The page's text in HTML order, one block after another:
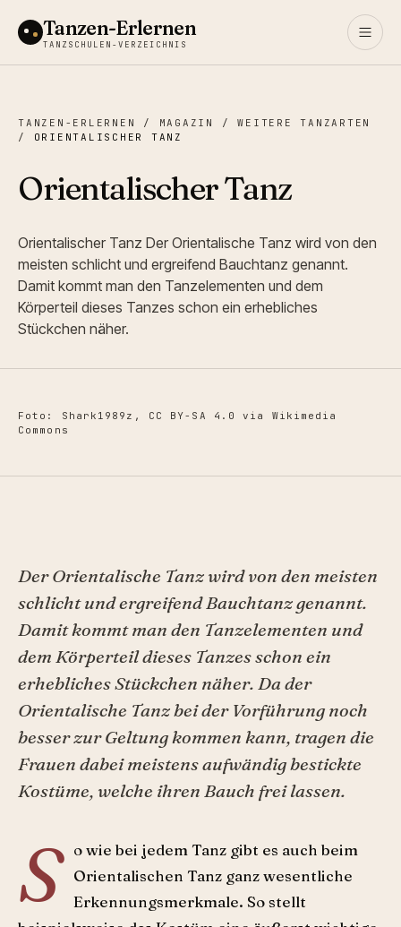
Tanzen-Erlernen
TANZSCHULEN-VERZEICHNIS
TANZEN-ERLERNEN / MAGAZIN /WEITERE TANZARTEN
/
ORIENTALISCHER TANZ
Orientalischer Tanz
Orientalischer Tanz Der Orientalische Tanz wird von den
meisten schlicht und ergreifend Bauchtanz genannt.
Damit kommt man den Tanzelementen und dem
Körperteil dieses Tanzes schon ein erhebliches
Stückchen näher.
Foto: Shark1989z, CC BY-SA 4.0 via Wikimedia
Commons
Der Orientalische Tanz wird von den meisten
schlicht und ergreifend Bauchtanz genannt.
Damit kommt man den Tanzelementen und
dem Körperteil dieses Tanzes schon ein
erhebliches Stückchen näher. Da der
Orientalische Tanz bei der Vorführung noch
besser zur Geltung kommen kann, tragen die
Frauen dabei meistens aufwändig bestickte
Kostüme, welche ihren Bauch frei lassen.
S
o wie bei jedem Tanz gibt es auch beim
Orientalischen Tanz ganz wesentliche
Erkennungsmerkmale. So stellt